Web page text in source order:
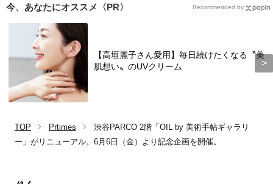
今、あなたにオススメ〈PR〉
【高垣麗子さん愛用】毎日続けたくなる〝美
肌想い〟のUVクリーム
Recommended by
TOP Prtimes
渋谷PARCO 2階「OIL by 美術手帖ギャラリ
ー」がリニューアル。6月6日（金）より記念企画を開催。